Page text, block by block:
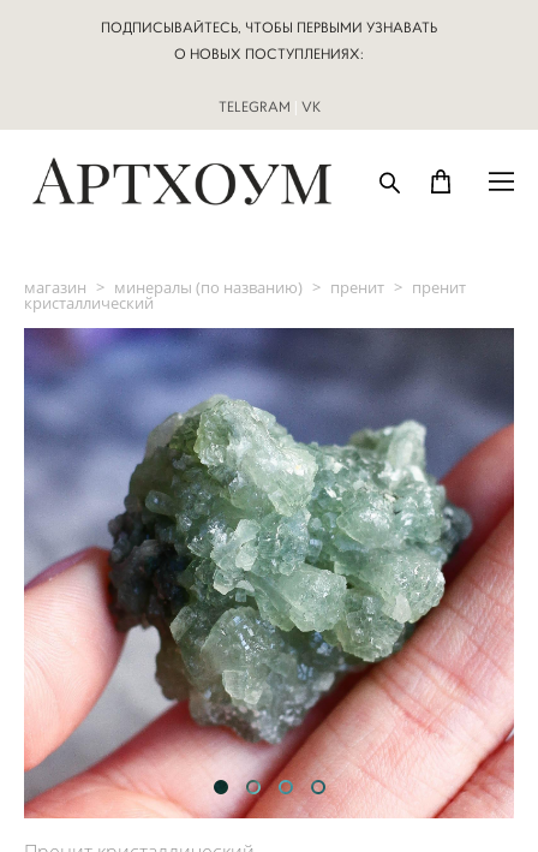
ПОДПИСЫВАЙТЕСЬ, ЧТОБЫ ПЕРВЫМИ УЗНАВАТЬ
О НОВЫХ ПОСТУПЛЕНИЯХ:
TELEGRAM | VK
магазин > минералы (по названию) > пренит > пренит
кристаллический